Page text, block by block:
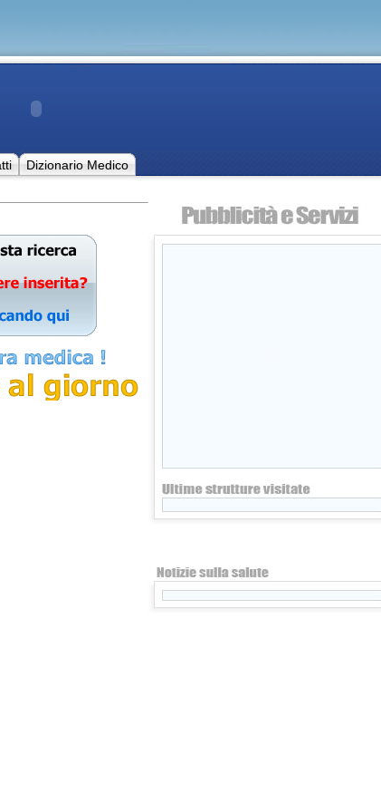
Dizionario Medico